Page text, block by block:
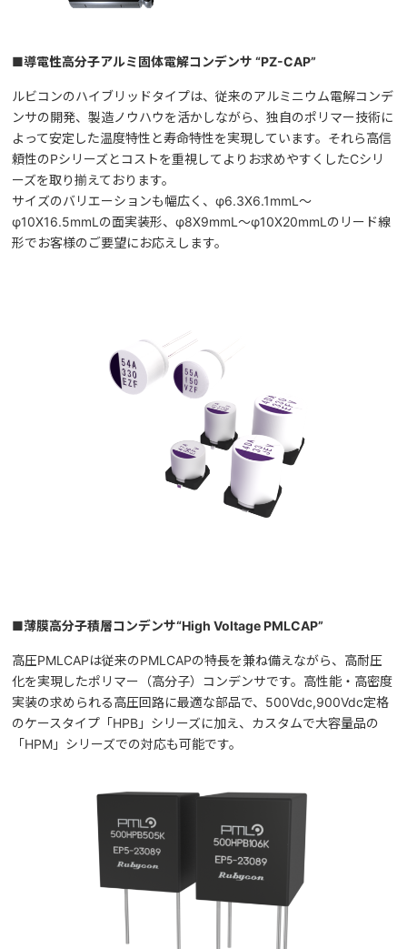
■導電性高分子アルミ固体電解コンデンサ “PZ-CAP”
ルビコンのハイブリッドタイプは、従来のアルミニウム電解コンデ
ンサの開発、製造ノウハウを活かしながら、独自のポリマー技術に
よって安定した温度特性と寿命特性を実現しています。それら高信
頼性のPシリーズとコストを重視してよりお求めやすくしたCシリ
ーズを取り揃えております。
サイズのバリエーションも幅広く、φ6.3X6.1mmL～
φ10X16.5mmLの面実装形、φ8X9mmL～φ10X20mmLのリード線
形でお客様のご要望にお応えします。
■薄膜高分子積層コンデンサ“High Voltage PMLCAP”
高圧PMLCAPは従来のPMLCAPの特長を兼ね備えながら、高耐圧
化を実現したポリマー（高分子）コンデンサです。高性能・高密度
実装の求められる高圧回路に最適な部品で、500Vdc,900Vdc定格
のケースタイプ「HPB」シリーズに加え、カスタムで大容量品の
「HPM」シリーズでの対応も可能です。